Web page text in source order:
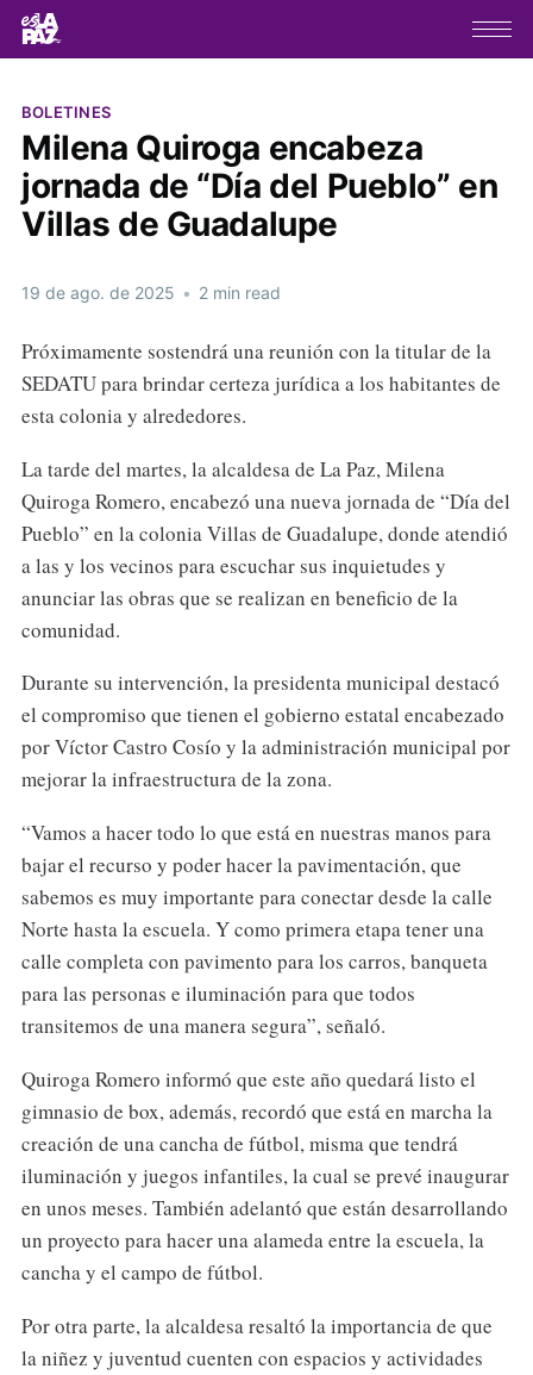
BOLETINES
Milena Quiroga encabeza
jornada de “Día del Pueblo” en
Villas de Guadalupe
19 de ago. de 2025 • 2 min read
Próximamente sostendrá una reunión con la titular de la
SEDATU para brindar certeza jurídica a los habitantes de
esta colonia y alrededores.
La tarde del martes, la alcaldesa de La Paz, Milena
Quiroga Romero, encabezó una nueva jornada de “Día del
Pueblo” en la colonia Villas de Guadalupe, donde atendió
a las y los vecinos para escuchar sus inquietudes y
anunciar las obras que se realizan en beneficio de la
comunidad.
Durante su intervención, la presidenta municipal destacó
el compromiso que tienen el gobierno estatal encabezado
por Víctor Castro Cosío y la administración municipal por
mejorar la infraestructura de la zona.
“Vamos a hacer todo lo que está en nuestras manos para
bajar el recurso y poder hacer la pavimentación, que
sabemos es muy importante para conectar desde la calle
Norte hasta la escuela. Y como primera etapa tener una
calle completa con pavimento para los carros, banqueta
para las personas e iluminación para que todos
transitemos de una manera segura”, señaló.
Quiroga Romero informó que este año quedará listo el
gimnasio de box, además, recordó que está en marcha la
creación de una cancha de fútbol, misma que tendrá
iluminación y juegos infantiles, la cual se prevé inaugurar
en unos meses. También adelantó que están desarrollando
un proyecto para hacer una alameda entre la escuela, la
cancha y el campo de fútbol.
Por otra parte, la alcaldesa resaltó la importancia de que
la niñez y juventud cuenten con espacios y actividades